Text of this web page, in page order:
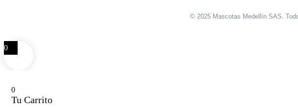
© 2025 Mascotas Medellín SAS.
0
0
Tu Carrito